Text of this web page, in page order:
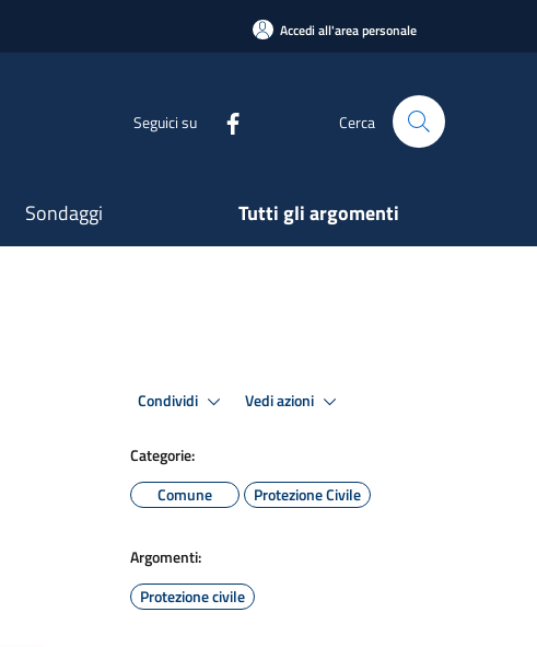
Accedi all'area personale
Seguici su Cerca
Sondaggi Tutti gli argomenti
Condividi Vedi azioni
Categorie:
Comune
Protezione Civile
Argomenti:
Protezione civile